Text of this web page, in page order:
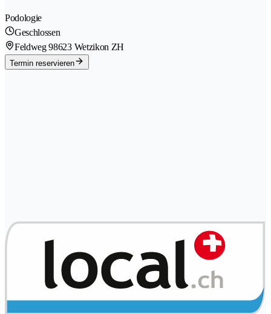
Podologie
Geschlossen
Feldweg 98623 Wetzikon ZH
Termin reservieren